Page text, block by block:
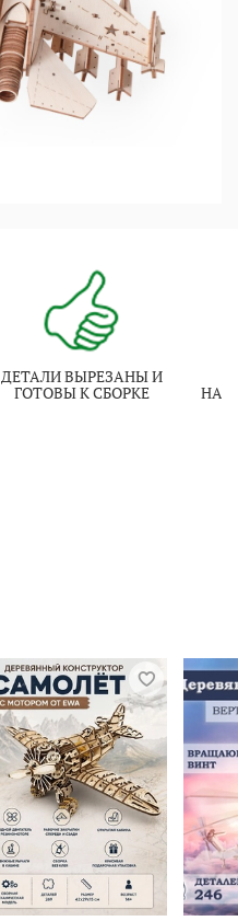
ДЕТАЛИ ВЫРЕЗАНЫ И
ГОТОВЫ К СБОРКЕ